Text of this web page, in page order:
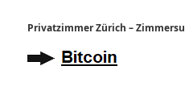
Privatzimmer Zürich –